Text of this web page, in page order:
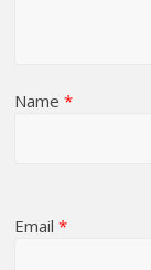
Name*
Email*